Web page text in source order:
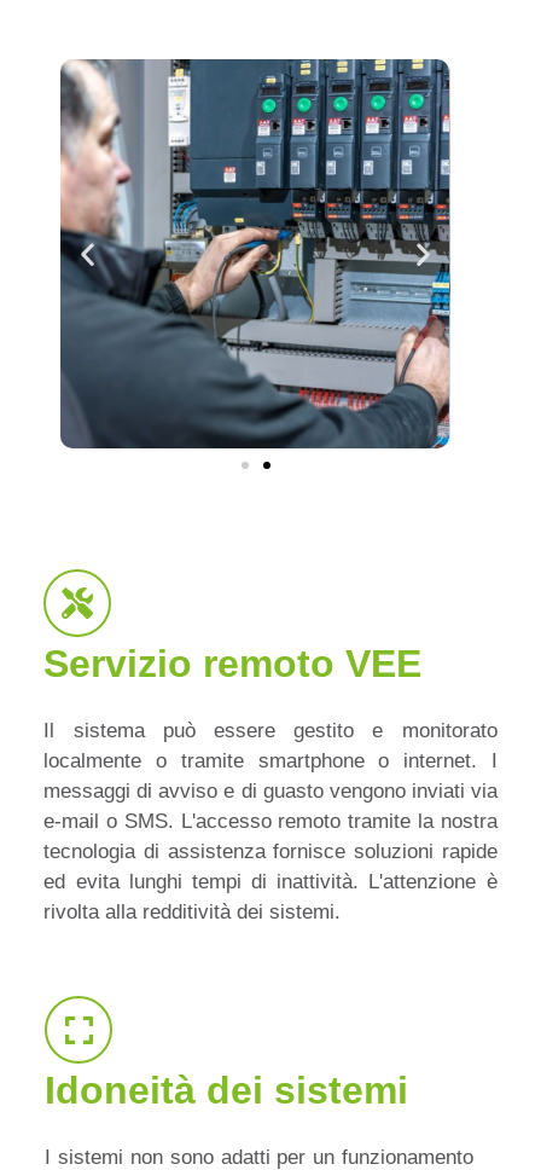
Servizio remoto VEE
Il sistema può essere gestito e monitorato
localmente o tramite smartphone o internet. I
messaggi di avviso e di guasto vengono inviati via
e-mail o SMS. L'accesso remoto tramite la nostra
tecnologia di assistenza fornisce soluzioni rapide
ed evita lunghi tempi di inattività. L'attenzione è
rivolta alla redditività dei sistemi.
Idoneità dei sistemi
I sistemi non sono adatti per un funzionamento